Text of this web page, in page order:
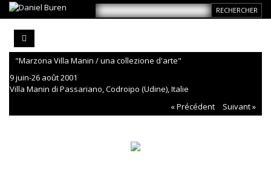
"Marzona Villa Manin / una collezione d'arte"
9 juin-26 août 2001
Villa Manin di Passariano, Codroipo (Udine), Italie
« Précédent
Suivant »